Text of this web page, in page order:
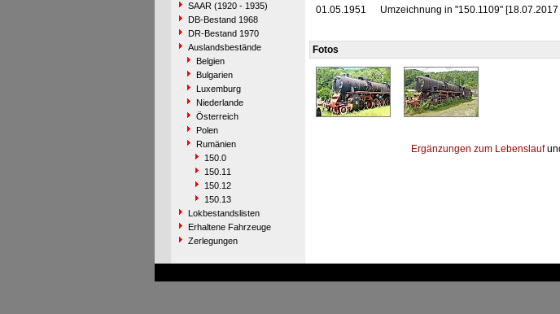
SAAR (1920 - 1935)
DB-Bestand 1968
DR-Bestand 1970
Auslandsbestände
Belgien
Bulgarien
Luxemburg
Niederlande
Österreich
Polen
Rumänien
150.0
150.11
150.12
150.13
Lokbestandslisten
Erhaltene Fahrzeuge
Zerlegungen
01.05.1951
Umzeichnung in "150.1109"
Fotos
Ergänzungen zum Lebenslauf